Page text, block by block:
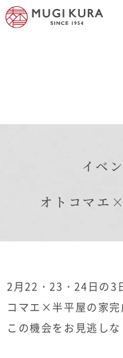
商品紹介
実例集・お客様の声
家づくりについて
むぎくらについて
イベ
オトコマエ
2月22・23・24日の3
コマエ×半平屋の家完
この機会をお見逃しな